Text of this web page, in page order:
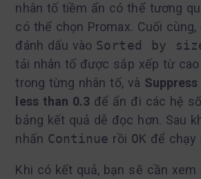
nhân tố tiềm ẩn có thể tương
có thể chọn Promax. Cuối cùng,
đánh dấu vào Sorted by
tải nhân tố được sắp xếp từ
trong từng nhân tố, và
less than 0.3 để ẩn đi các hệ
bảng kết quả dễ đọc hơn. Sau
nhấn Continue rồi OK để chạy
Khi có kết quả, bạn sẽ cần